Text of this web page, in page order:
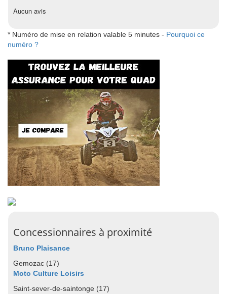
Aucun avis
* Numéro de mise en relation valable 5 minutes - Pourquoi ce
numéro ?
Concessionnaires à proximité
Bruno Plaisance
Gemozac (17)
Moto Culture Loisirs
Saint-sever-de-saintonge (17)